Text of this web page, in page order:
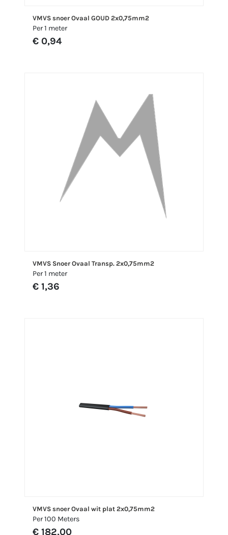
VMVS snoer Ovaal GOUD 2x0,75mm2
Per 1 meter
€ 0,94
VMVS Snoer Ovaal Transp. 2x0,75mm2
Per 1 meter
€ 1,36
VMVS snoer Ovaal wit plat 2x0,75mm2
Per 100 Meters
€ 182,00